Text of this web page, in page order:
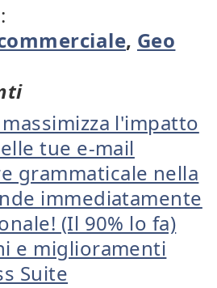
, Geo
l'impatto
tue e-mail
grammaticale nella
immediatamente
(Il 90% lo fa)
e miglioramenti
Suite